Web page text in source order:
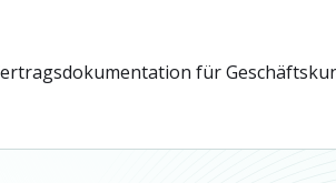
für